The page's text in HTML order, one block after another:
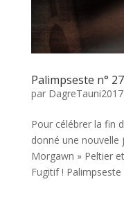
Palimpseste n° 27
par DagreTauni2017
Pour célébrer la fin
donné une nouvelle
Morgawn » Peltier
Fugitif !